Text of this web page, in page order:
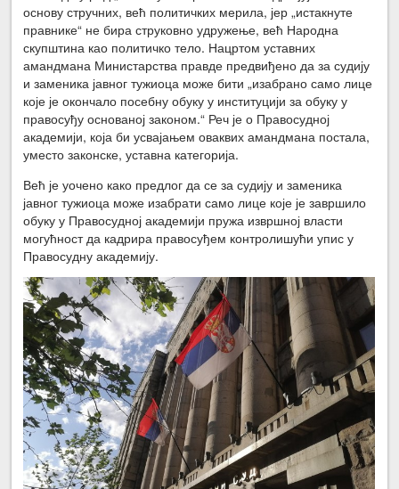
основу стручних, већ политичких мерила, јер „истакнуте
правнике“ не бира струковно удружење, већ Народна
скупштина као политичко тело. Нацртом уставних
амандмана Министарства правде предвиђено да за судију
и заменика јавног тужиоца може бити „изабрано само лице
које је окончало посебну обуку у институцији за обуку у
правосуђу основаној законом.“ Реч је о Правосудној
академији, која би усвајањем оваквих амандмана постала,
уместо законске, уставна категорија.
Већ је уочено како предлог да се за судију и заменика
јавног тужиоца може изабрати само лице које је завршило
обуку у Правосудној академији пружа извршној власти
могућност да кадрира правосуђем контролишући упис у
Правосудну академију.